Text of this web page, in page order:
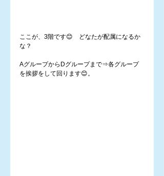
ここが、3階です😊　どなたが配属になるか
な？
AグループからDグループまで⇒各グループ
を挨拶をして回ります😊。